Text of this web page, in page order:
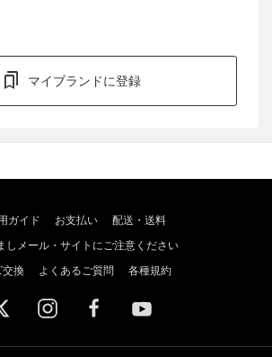
マイブランドに登録
ガイド お支払い
配送・送料
しメール・サイトにご注意ください
換
よくあるご質問 各種規約